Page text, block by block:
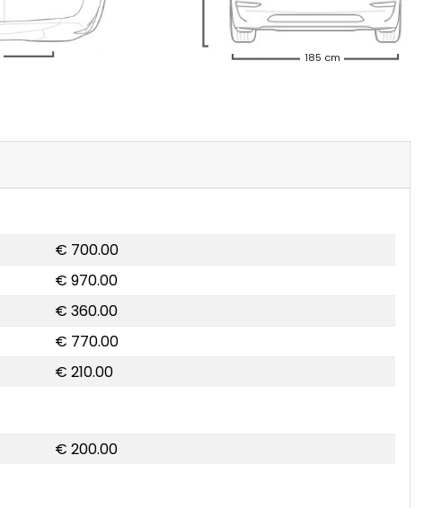
185 cm
€ 700.00
€ 970.00
€ 360.00
€ 770.00
€ 210.00
€ 200.00